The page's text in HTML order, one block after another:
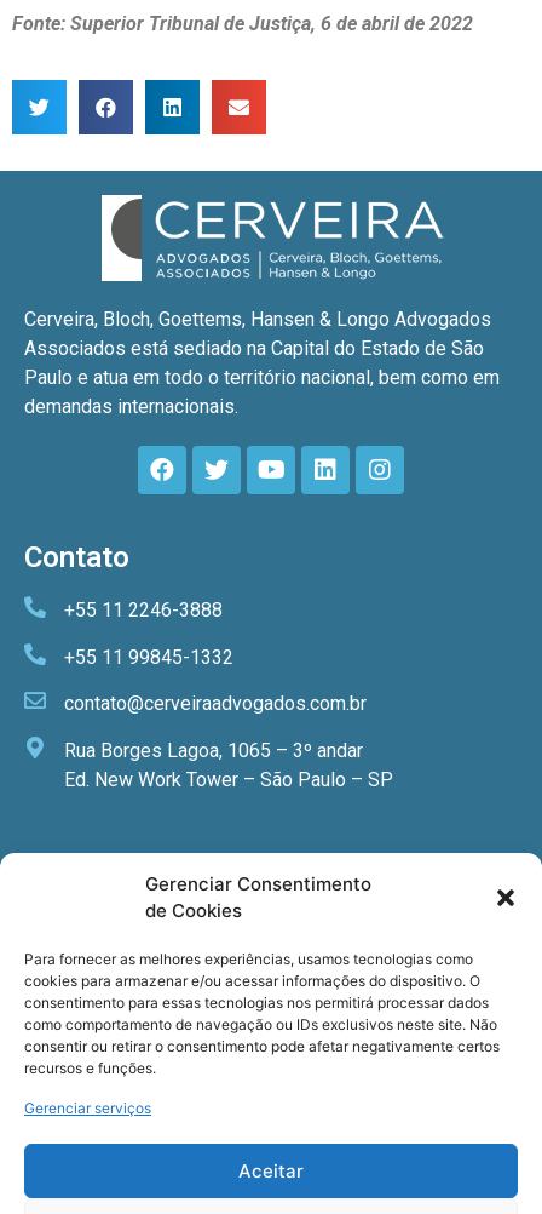
Gerenciar Consentimento
de Cookies
Para fornecer as melhores experiências, usamos tecnologias como
cookies para armazenar e/ou acessar informações do dispositivo. O
consentimento para essas tecnologias nos permitirá processar dados
como comportamento de navegação ou IDs exclusivos neste site. Não
consentir ou retirar o consentimento pode afetar negativamente certos
recursos e funções.
Gerenciar serviços
Aceitar
Fonte: Superior Tribunal de Justiça, 6 de abril de 2022
Cerveira, Bloch, Goettems, Hansen & Longo Advogados
Associados está sediado na Capital do Estado de São
Paulo e atua em todo o território nacional, bem como em
demandas internacionais.
Contato
+55 11 2246-3888
+55 11 99845-1332
contato@cerveiraadvogados.com.br
Rua Borges Lagoa, 1065 – 3º andar
Ed. New Work Tower – São Paulo – SP
Newsletter
especializadas, cursos e eventos?
Registre seu email.
Termos de usoe aPolítica de privacidade